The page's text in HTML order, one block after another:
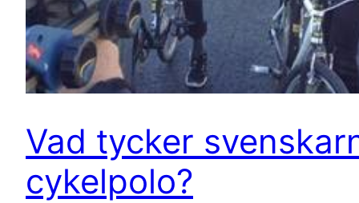
Vad tycker
cykelpolo?